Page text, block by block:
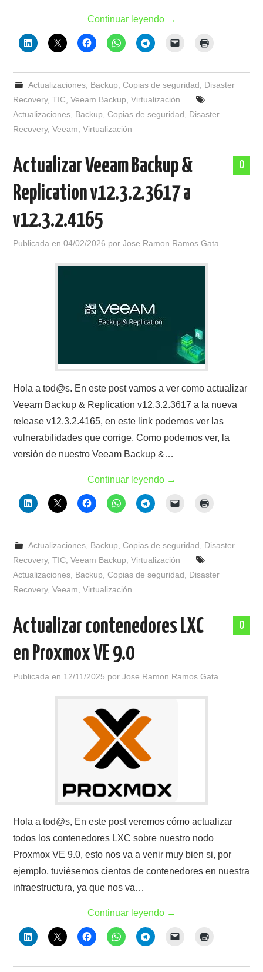
Continuar leyendo →
Actualizaciones, Backup Copias de seguridad
Disaster
Recovery,TIC ,Veeam Backup ,Virtualización
Actualizaciones Backup ,Copias de seguridad
Disaster
Recovery,Veeam ,Virtualización
0
Actualizar Veeam Backup &
Replication v12.3.2.3617 a
v12.3.2.4165
Publicada en04/02/2026 porJose Ramon Ramos Gata
Hola a tod@s. En este post vamos a ver como actualizar
Veeam Backup & Replication v12.3.2.3617 a la nueva
release v12.3.2.4165, en este link podemos ver las
vulnerabilidades que corrige. Como podemos ver, la
versión de nuestro Veeam Backup &…
Continuar leyendo →
Actualizaciones, Backup Copias de seguridad
Disaster
Recovery,TIC ,Veeam Backup ,Virtualización
Actualizaciones Backup ,Copias de seguridad
Disaster
Recovery,Veeam ,Virtualización
0
Actualizar contenedores LXC
en Proxmox VE 9.0
Publicada en 12/11/2025 porJose Ramon Ramos Gata
Hola a tod@s, En este post veremos cómo actualizar
todos los contenedores LXC sobre nuestro nodo
Proxmox VE 9.0, esto nos va a venir muy bien si, por
ejemplo, tuviésemos cientos de contenedores en nuestra
infraestructura, ya que nos va…
Continuar leyendo →